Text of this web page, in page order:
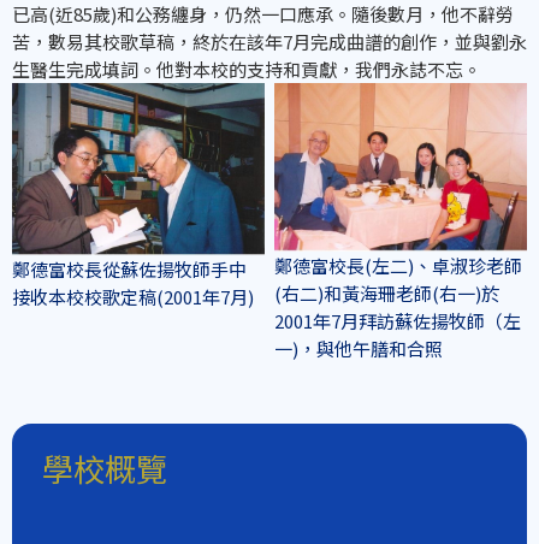
已高(近85歲)和公務纏身，仍然一口應承。隨後數月，他不辭勞
苦，數易其校歌草稿，終於在該年7月完成曲譜的創作，並與劉永
生醫生完成填詞。他對本校的支持和貢獻，我們永誌不忘。
鄭德富校長從蘇佐揚牧師手中
接收本校校歌定稿(2001年7月)
鄭德富校長(左二)、卓淑珍老師
(右二)和黃海珊老師(右一)於
2001年7月拜訪蘇佐揚牧師（左
一)，與他午膳和合照
學校概覽